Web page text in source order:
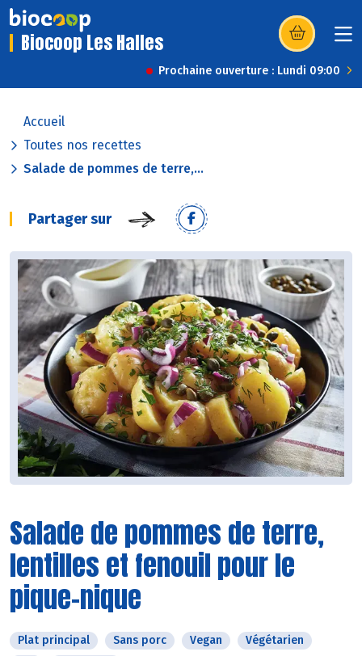
Biocoop Les Halles (s’ouvre dans
Prochaine ouverture : Lundi 09:00
Accueil
Toutes nos recettes
Salade de pommes de terre,...
Partager sur
Salade de pommes de terre,
lentilles et fenouil pour le
pique-nique
Plat principal Sans porc Vegan
Végétarien